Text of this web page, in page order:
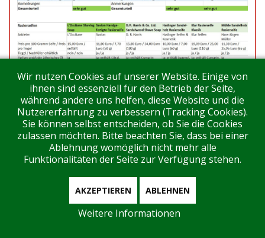
Wir nutzen Cookies auf unserer Website. Einige von
ihnen sind essenziell für den Betrieb der Seite,
während andere uns helfen, diese Website und die
Nutzererfahrung zu verbessern (Tracking Cookies).
Sie können selbst entscheiden, ob Sie die Cookies
zulassen möchten. Bitte beachten Sie, dass bei einer
Ablehnung womöglich nicht mehr alle
Funktionalitäten der Seite zur Verfügung stehen.
AKZEPTIEREN ABLEHNEN
Weitere Informationen